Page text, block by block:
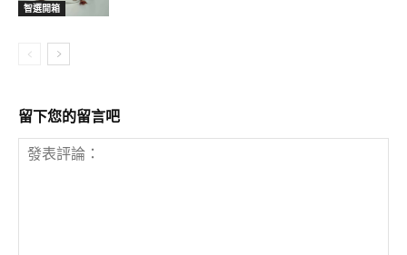
智選開箱
留下您的留言吧